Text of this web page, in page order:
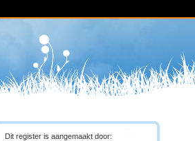
Dit register is aangemaakt door: